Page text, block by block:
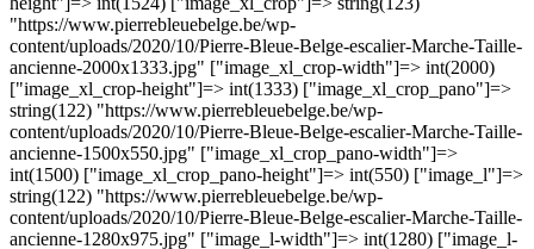
"https://www.pierrebleuebelge.be/wp-
content/uploads/2020/10/Pierre-Bleue-Belge-escalier-Marche-Taille-
ancienne-2000x1333.jpg" ["image_xl_crop-width"]=> int(2000)
["image_xl_crop-height"]=> int(1333) ["image_xl_crop_pano"]=>
string(122) "https://www.pierrebleuebelge.be/wp-
content/uploads/2020/10/Pierre-Bleue-Belge-escalier-Marche-Taille-
ancienne-1500x550.jpg" ["image_xl_crop_pano-width"]=>
int(1500) ["image_xl_crop_pano-height"]=> int(550) ["image_l"]=>
string(122) "https://www.pierrebleuebelge.be/wp-
content/uploads/2020/10/Pierre-Bleue-Belge-escalier-Marche-Taille-
ancienne-1280x975.jpg" ["image_l-width"]=> int(1280) ["image_l-